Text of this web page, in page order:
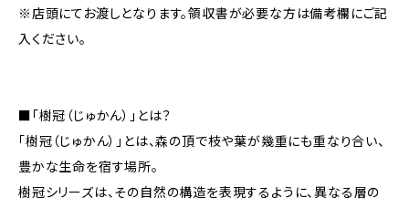
※店頭にてお渡しとなります。領収書が必要な方は備考欄にご記
入ください。
■「樹冠（じゅかん）」とは？
「樹冠（じゅかん）」とは、森の頂で枝や葉が幾重にも重なり合い、
豊かな生命を宿す場所。
樹冠シリーズは、その自然の構造を表現するように、異なる層の